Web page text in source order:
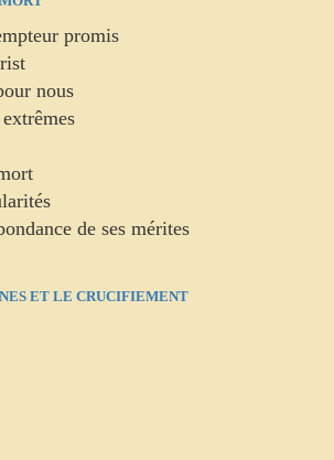
promis
nous
de ses mérites
ET LE CRUCIFIEMENT